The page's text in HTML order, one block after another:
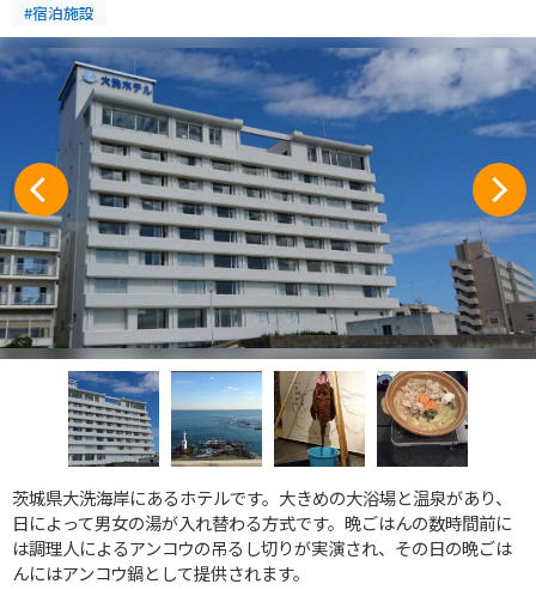
#宿泊施設
茨城県大洗海岸にあるホテルです。大きめの大浴場と温泉があり、
日によって男女の湯が入れ替わる方式です。晩ごはんの数時間前に
は調理人によるアンコウの吊るし切りが実演され、その日の晩ごは
んにはアンコウ鍋として提供されます。